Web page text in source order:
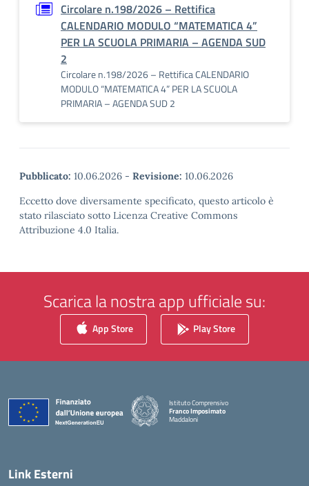
Circolare n.198/2026 – Rettifica
CALENDARIO MODULO “MATEMATICA 4”
PER LA SCUOLA PRIMARIA – AGENDA SUD
2
Circolare n.198/2026 – Rettifica CALENDARIO
MODULO “MATEMATICA 4” PER LA SCUOLA
PRIMARIA – AGENDA SUD 2
Pubblicato: 10.06.2026 - Revisione: 10.06.2026
Eccetto dove diversamente specificato, questo articolo è
stato rilasciato sotto Licenza Creative Commons
Attribuzione 4.0 Italia.
Scarica la nostra app ufficiale su:
App Store Play Store
Istituto Comprensivo
Franco Imposimato
Maddaloni
Link Esterni